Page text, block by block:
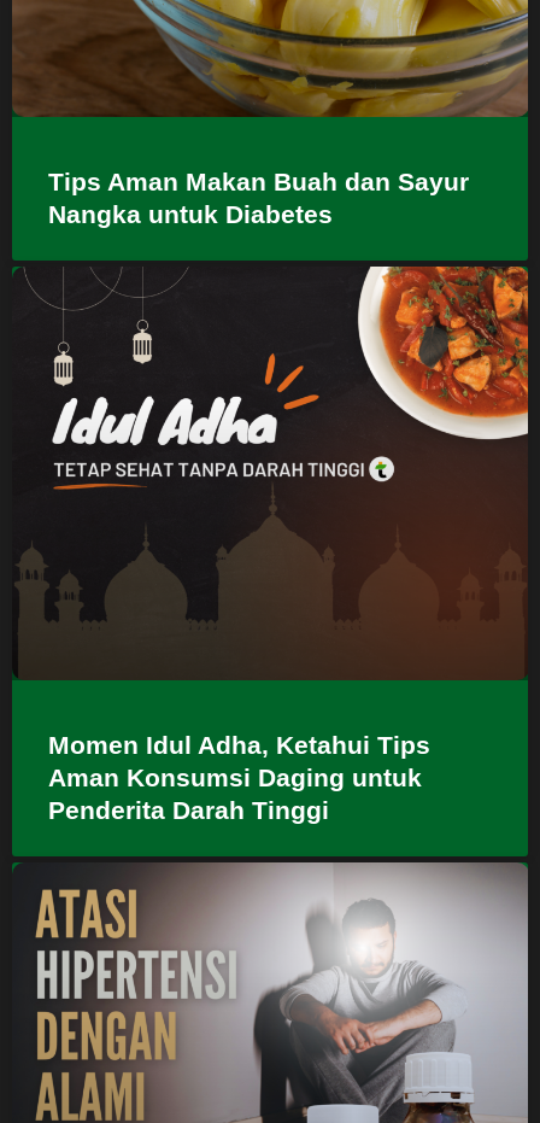
Tips Aman Makan Buah dan Sayur
Nangka untuk Diabetes
Momen Idul Adha, Ketahui Tips
Aman Konsumsi Daging untuk
Penderita Darah Tinggi